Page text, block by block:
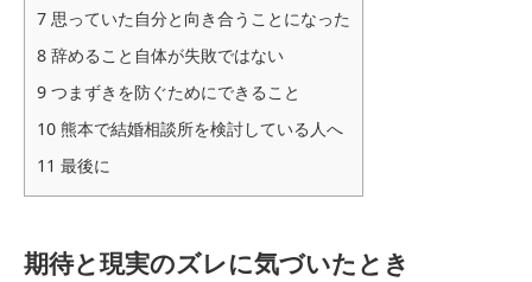
7 思っていた自分と向き合うことになった
8 辞めること自体が失敗ではない
9 つまずきを防ぐためにできること
10 熊本で結婚相談所を検討している人へ
11 最後に
期待と現実のズレに気づいたとき